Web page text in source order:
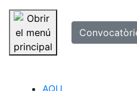
Saltar la navegació
selected
AQU